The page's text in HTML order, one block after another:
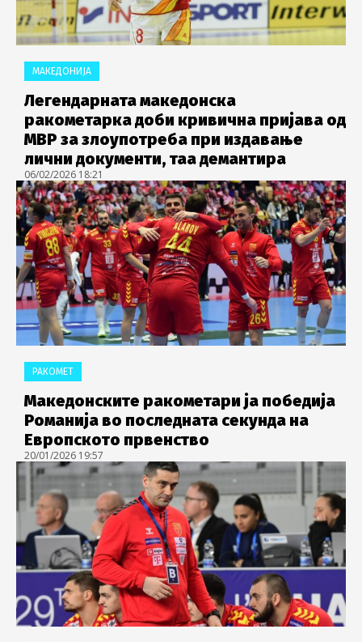
МАКЕДОНИЈА
Легендарната македонска
ракометарка доби кривична пријава од
МВР за злоупотреба при издавање
лични документи, таа демантирa
06/02/2026 18:21
РАКОМЕТ
Македонските ракометари ја победија
Романија во последната секунда на
Европското првенство
20/01/2026 19:57